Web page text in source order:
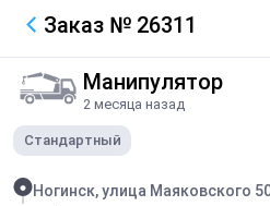
Заказ № 26311
Манипулятор
2 месяца назад
Стандартный
Ногинск, улица Маяковского